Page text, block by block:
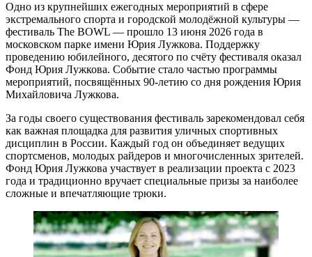
Одно из крупнейших ежегодных мероприятий в сфере
экстремального спорта и городской молодёжной культуры —
фестиваль The BOWL — прошло 13 июня 2026 года в
московском парке имени Юрия Лужкова. Поддержку
проведению юбилейного, десятого по счёту фестиваля оказал
Фонд Юрия Лужкова. Событие стало частью программы
мероприятий, посвящённых 90-летию со дня рождения Юрия
Михайловича Лужкова.
За годы своего существования фестиваль зарекомендовал себя
как важная площадка для развития уличных спортивных
дисциплин в России. Каждый год он объединяет ведущих
спортсменов, молодых райдеров и многочисленных зрителей.
Фонд Юрия Лужкова участвует в реализации проекта с 2023
года и традиционно вручает специальные призы за наиболее
сложные и впечатляющие трюки.